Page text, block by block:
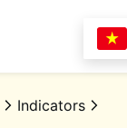
Indicators